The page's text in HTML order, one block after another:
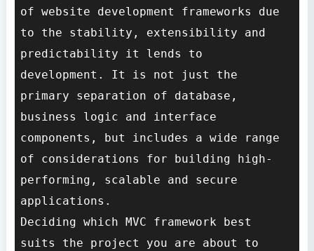
of website development frameworks due
to the stability, extensibility and
predictability it lends to
development. It is not just the
primary separation of database,
business logic and interface
components, but includes a wide range
of considerations for building high-
performing, scalable and secure
applications.
Deciding which MVC framework best
suits the project you are about to